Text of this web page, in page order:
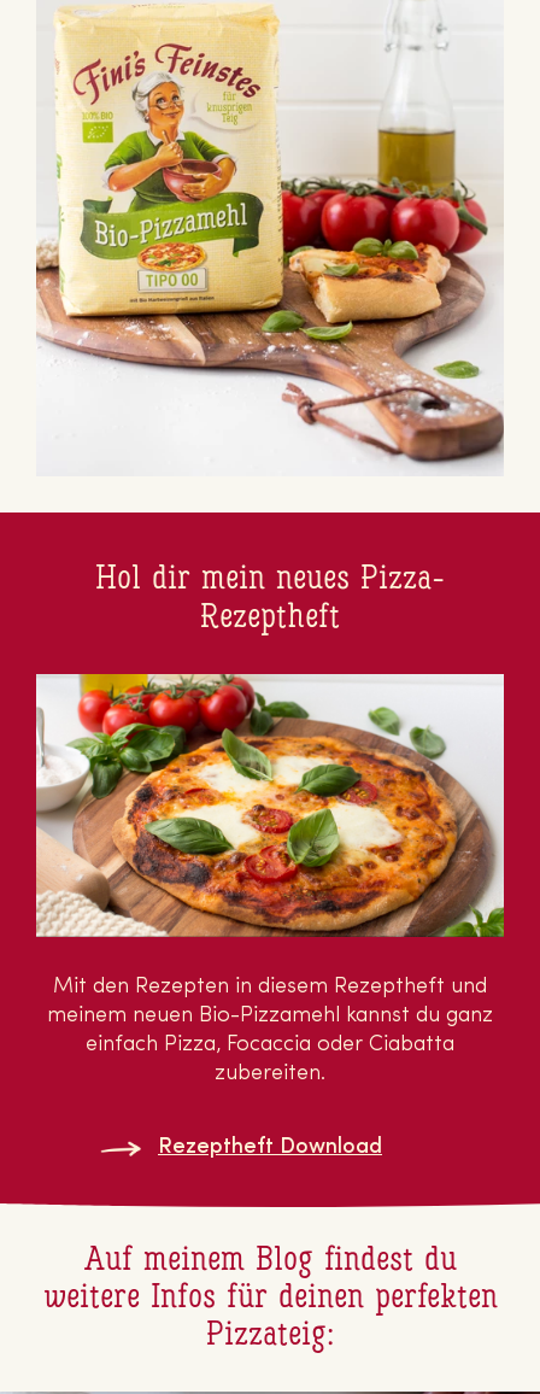
Hol dir mein neues Pizza-
Rezeptheft
Mit den Rezepten in diesem Rezeptheft und
meinem neuen Bio-Pizzamehl kannst du ganz
einfach Pizza, Focaccia oder Ciabatta
zubereiten.
Re­zept­heft Download
Auf meinem Blog findest du
weitere Infos für deinen perfekten
Pizzateig: